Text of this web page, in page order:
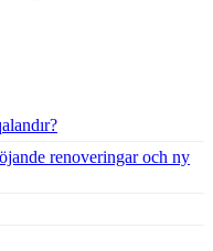
renoveringar och ny